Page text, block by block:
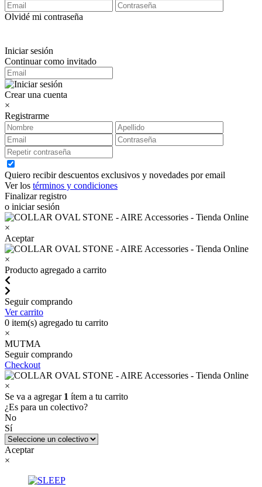
Olvidé mi contraseña
Iniciar sesión
Continuar como invitado
Crear una cuenta
×
Registrarme
Quiero recibir descuentos exclusivos y novedades por email
Ver los términos y condiciones
Finalizar registro
o iniciar sesión
×
Aceptar
×
Producto agregado a carrito
Seguir comprando
Ver carrito
0 item(s) agregado tu carrito
×
MUTMA
Seguir comprando
Checkout
×
Se va a agregar 1 ítem a tu carrito
¿Es para un colectivo?
No
Sí
Aceptar
×